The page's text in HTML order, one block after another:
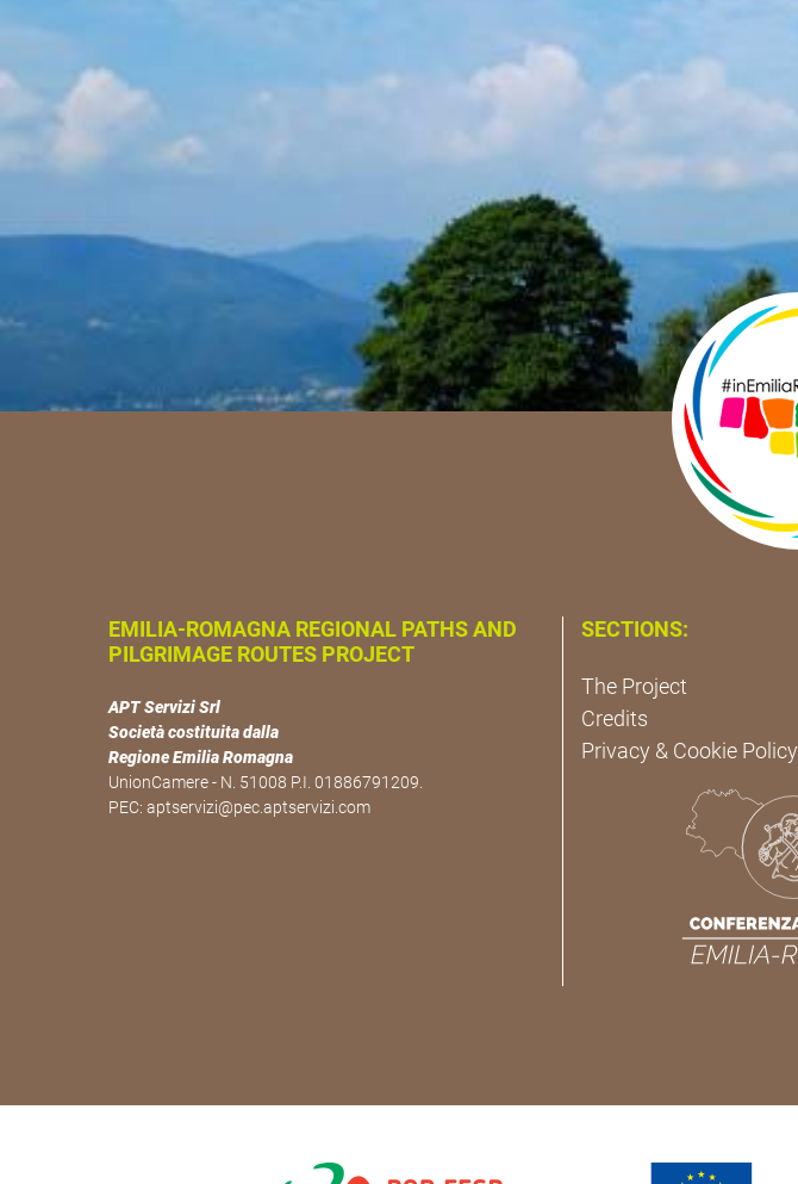
EMILIA-ROMAGNA REGIONAL PATHS AND
PILGRIMAGE ROUTES PROJECT
APT Servizi Srl
Società costituita dalla
Regione Emilia Romagna
UnionCamere - N. 51008 P.I. 01886791209.
PEC: aptservizi@pec.aptservizi.com
SECTIONS:
The Project
Credits
Privacy & Cookie Policy